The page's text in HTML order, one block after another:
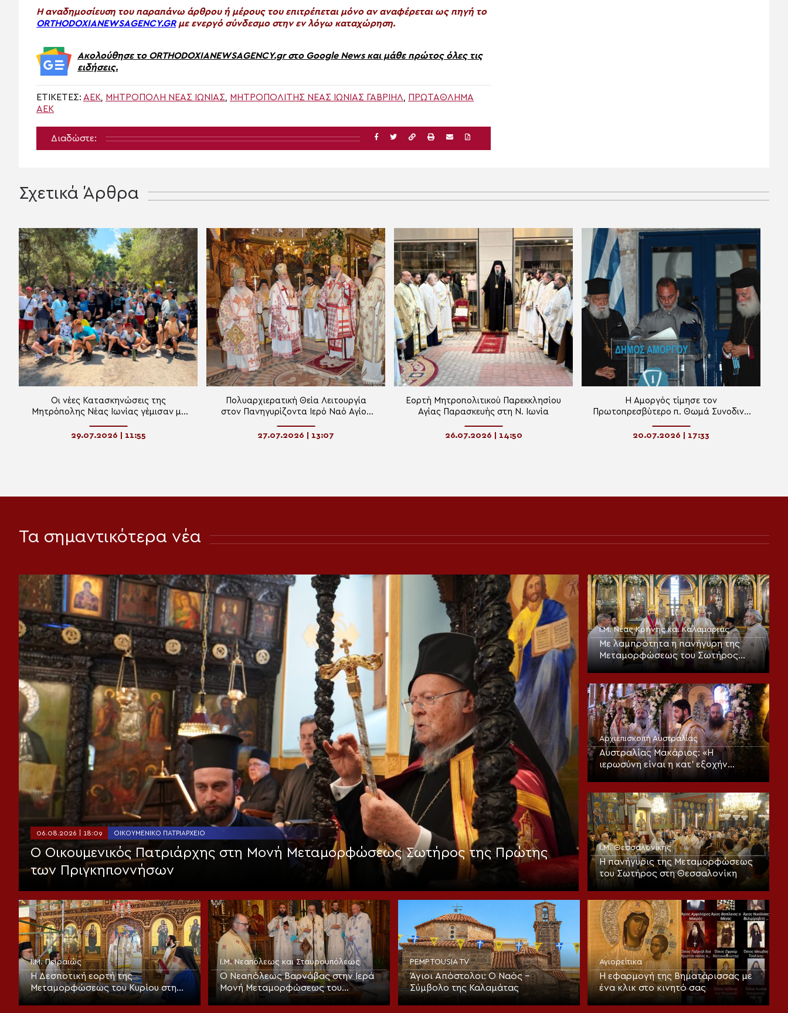
H αναδημοσίευση του παραπάνω άρθρου ή μέρους του επιτρέπεται μόνο αν αναφέρεται ως πηγή το
ORTHODOXIANEWSAGENCY.GRμε ενεργό σύνδεσμο στην εν λόγω καταχώρηση.
Ακολούθησε το ORTHODOXIANEWSAGENCY.gr στο Google News και μάθε πρώτος όλες τις
ειδήσεις.
ΕΤΙΚΈΤΕΣ: ΑΕΚ, ΜΗΤΡΌΠΟΛΗ ΝΈΑΣ ΙΩΝΊΑΣ, ΜΗΤΡΟΠΟΛΊΤΗΣ ΝΈΑΣ ΙΩΝΊΑΣ ΓΑΒΡΙΉΛ, ΠΡΩΤΆΘΛΗΜΑ
ΑΕΚ
Διαδώστε:
Σχετικά Άρθρα
Οι νέες Κατασκηνώσεις της
Μητρόπολης Νέας Ιωνίας γέμισαν με
29.07.2026 | 11:55
Πολυαρχιερατική Θεία Λειτουργία
στον Πανηγυρίζοντα Ιερό Ναό Αγίου
27.07.2026 | 13:07
Εορτή Μητροπολιτικού Παρεκκλησίου
Αγίας Παρασκευής στη Ν. Ιωνία
26.07.2026 | 14:50
Η Αμοργός τίμησε τον
Πρωτοπρεσβύτερο π. Θωμά Συνοδινό
προσφοράς του
20.07.2026 | 17:33
Τα σημαντικότερα νέα
06.08.2026 | 18:09 ΟΙΚΟΥΜΕΝΙΚΌ ΠΑΤΡΙΑΡΧΕΊΟ
Ο Οικουμενικός Πατριάρχης στη Μονή Μεταμορφώσεως Σωτήρος της Πρώτης
των Πριγκηποννήσων
Ι.Μ. Νέας Κρήνης και Καλαμαριάς
Με λαμπρότητα η πανήγυρη της
Μεταμορφώσεως του Σωτήρος
στην Καλαμαριά (ΦΩΤΟ)
Αρχιεπισκοπή Αυστραλίας
Αυστραλίας Μακάριος: «Η
ιερωσύνη είναι η κατ’ εξοχήν
μεταμορφωτική δύναμη μέσα σε
πνευματικά»
Ι.Μ. Θεσσαλονίκης
Η πανήγυρις της Μεταμορφώσεως
του Σωτήρος στη Θεσσαλονίκη
Ι.Μ. Πειραιώς
Η Δεσποτική εορτή της
Μεταμορφώσεως του Κυρίου στη
Μητρόπολη Πειραιώς
Ι.Μ. Νεαπόλεως και Σταυρουπόλεως
Ο Νεαπόλεως Βαρνάβας στην Ιερά
Μονή Μεταμορφώσεως του
Σωτήρος στο Χορτιάτη
PEMPTOUSIA TV
Άγιοι Απόστολοι: Ο Ναός –
Σύμβολο της Καλαμάτας
Αγιορείτικα
Η εφαρμογή της Βηματάρισσας με
ένα κλικ στο κινητό σας